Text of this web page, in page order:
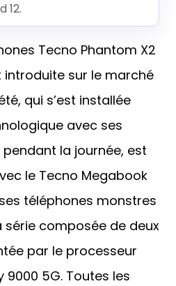
12.
Tecno Phantom X2
sur le marché
qui s’est installée
avec ses
la journée, est
le Tecno Megabook
téléphones monstres
série composée de deux
par le processeur
9000 5G. Toutes les